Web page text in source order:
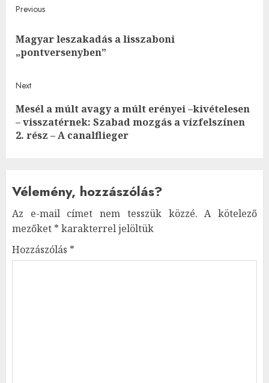
Post
navigation
Previous
Magyar leszakadás a lisszaboni
„pontversenyben”
Next
Next
post:
Mesél a múlt avagy a múlt erényei –kivételesen
– visszatérnek: Szabad mozgás a vízfelszínen
2. rész – A canalflieger
Vélemény, hozzászólás?
Az e-mail címet nem tesszük közzé. A kötelező
mezőket * karakterrel jelöltük
Hozzászólás *